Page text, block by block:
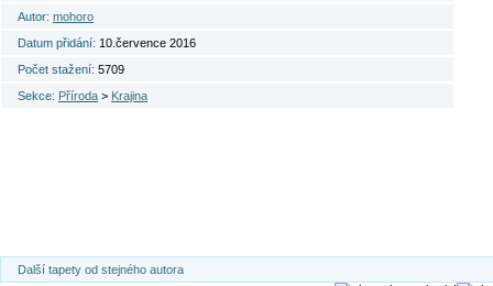
Autor: mohoro
Datum přidání: 10.července 2016
Počet stažení: 5709
Sekce: Příroda > Krajina
Další tapety od stejného autora